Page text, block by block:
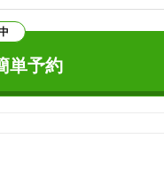
いコリや痛みにアプロー
り施術を受けたい方のため
単予約